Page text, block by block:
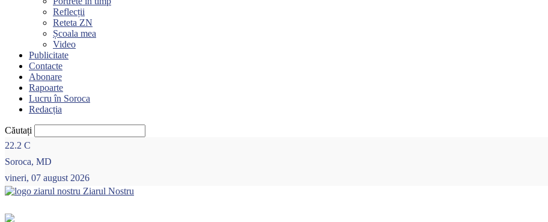
Reflecții
Reteta ZN
Școala mea
Video
Publicitate
Contacte
Abonare
Rapoarte
Lucru în Soroca
Redacția
Căutați
22.2 C
Soroca, MD
vineri, 07 august 2026
Ziarul Nostru